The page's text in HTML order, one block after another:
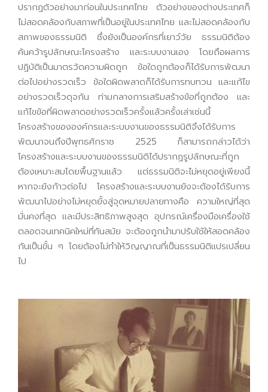
ปรากฏตัวอย่างมาก่อนในประเทศไทย ตัวอย่างของต่างประเทศก็
ไม่สอดคล้องกับสภาพที่เป็นอยู่ในประเทศไทย และไม่สอดคล้องกับ
สภาพของธรรมนิติ ซึ่งยังเป็นองค์กรที่เยาว์วัย ธรรมนิติต้อง
ค้นคว้ารูปลักษณะโครงสร้าง และระบบงานเอง โดยถือผลการ
ปฏิบัติเป็นมาตรวัดความผิดถูก ข้อใดถูกต้องก็ได้รับการพัฒนา
ต่อไปอย่างรวดเร็ว ข้อใดผิดพลาดก็ได้รับการทบทวน และแก้ไข
อย่างรวดเร็วดุจกัน ท่ามกลางการเสริมสร้างข้อที่ถูกต้อง และ
แก้ไขข้อที่ผิดพลาดอย่างรวดเร็วครั้งแล้วครั้งเล่าเช่นนี้
โครงสร้างขององค์กรและระบบงานของธรรมนิติจึงได้รับการ
พัฒนาจนถึงปีพุทธศักราช 2525 ก็สามารถกล่าวได้ว่า
โครงสร้างและระบบงานของธรรมนิติได้ปรากฏรูปลักษณะที่ถูก
ต้องเหมาะสมโดยพื้นฐานแล้ว แต่ธรรมนิติจะไม่หยุดอยู่เพียงนี้
หากจะยังก้าวต่อไป โครงสร้างและระบบงานยังจะต้องได้รับการ
พัฒนาไปอย่างไม่หยุดยั้งสู่จุดหมายปลายทางคือ ความใหญ่ที่สุด
มั่นคงที่สุด และมีประสิทธิภาพสูงสุด อุปกรณ์เครื่องมือเครื่องใช้
ตลอดจนเทคนิคใหม่ที่ทันสมัย จะต้องถูกนำมาปรับใช้ให้สอดคล้อง
กันเป็นขั้น ๆ โดยต้องไม่ทำให้วิญญาณที่เป็นธรรมนิติแปรเปลี่ยน
ไป